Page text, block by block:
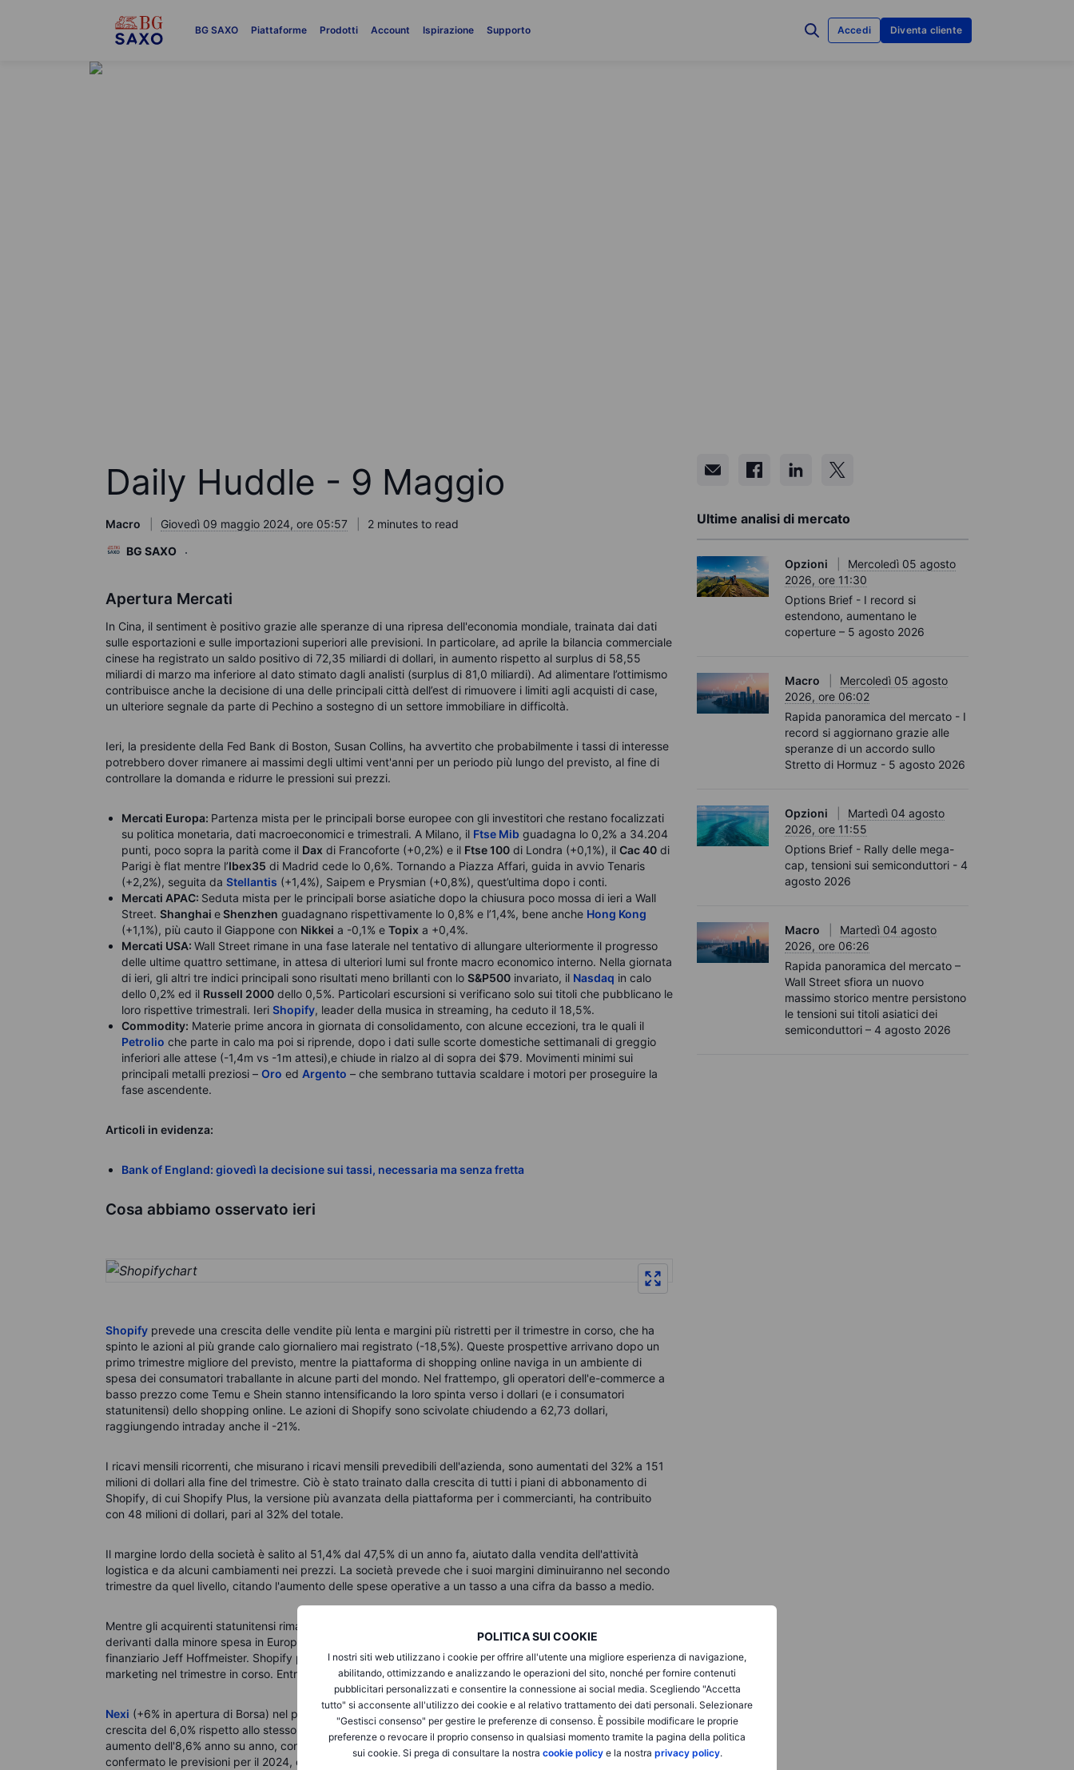
BG SAXO Piattaforme Prodotti Account Ispirazione Supporto Accedi Diventa cliente
POLITICA SUI COOKIE
I nostri siti web utilizzano i cookie per offrire all'utente una migliore esperienza di navigazione,
abilitando, ottimizzando e analizzando le operazioni del sito, nonché per fornire contenuti
pubblicitari personalizzati e consentire la connessione ai social media. Scegliendo "Accetta
tutto" si acconsente all'utilizzo dei cookie e al relativo trattamento dei dati personali. Selezionare
"Gestisci consenso" per gestire le preferenze di consenso. È possibile modificare le proprie
preferenze o revocare il proprio consenso in qualsiasi momento tramite la pagina della politica
sui cookie. Si prega di consultare la nostra cookie policye la nostra privacy policy.
Daily Huddle - 9 Maggio
Macro Giovedì 09 maggio 2024, ore 05:57
2 minutes to read
BG SAXO
Apertura Mercati
In Cina, il sentiment è positivo grazie alle speranze di una ripresa dell'economia mondiale, trainata dai dati
sulle esportazioni e sulle importazioni superiori alle previsioni. In particolare, ad aprile la bilancia commerciale
cinese ha registrato un saldo positivo di 72,35 miliardi di dollari, in aumento rispetto al surplus di 58,55
miliardi di marzo ma inferiore al dato stimato dagli analisti (surplus di 81,0 miliardi). Ad alimentare l’ottimismo
contribuisce anche la decisione di una delle principali città dell’est di rimuovere i limiti agli acquisti di case,
un ulteriore segnale da parte di Pechino a sostegno di un settore immobiliare in difficoltà.
Ieri, la presidente della Fed Bank di Boston, Susan Collins, ha avvertito che probabilmente i tassi di interesse
potrebbero dover rimanere ai massimi degli ultimi vent'anni per un periodo più lungo del previsto, al fine di
controllare la domanda e ridurre le pressioni sui prezzi.
Mercati Europa: Partenza mista per le principali borse europee con gli investitori che restano focalizzati
su politica monetaria, dati macroeconomici e trimestrali. A Milano, il Ftse Mib guadagna lo 0,2% a 34.204
punti, poco sopra la parità come il Dax di Francoforte (+0,2%) e il Ftse 100 di Londra (+0,1%), il Cac 40 di
Parigi è flat mentre l’Ibex35 di Madrid cede lo 0,6%. Tornando a Piazza Affari, guida in avvio Tenaris
(+2,2%), seguita da Stellantis (+1,4%), Saipem e Prysmian (+0,8%), quest’ultima dopo i conti.
Mercati APAC: Seduta mista per le principali borse asiatiche dopo la chiusura poco mossa di ieri a Wall
Street. Shanghai eShenzhen guadagnano rispettivamente lo 0,8% e l’1,4%, bene anche Hong Kong
(+1,1%), più cauto il Giappone con Nikkei a -0,1% e Topix a +0,4%.
Mercati USA: Wall Street rimane in una fase laterale nel tentativo di allungare ulteriormente il progresso
delle ultime quattro settimane, in attesa di ulteriori lumi sul fronte macro economico interno. Nella giornata
di ieri, gli altri tre indici principali sono risultati meno brillanti con lo S&P500 invariato, il Nasdaq in calo
dello 0,2% ed il Russell 2000 dello 0,5%. Particolari escursioni si verificano solo sui titoli che pubblicano le
loro rispettive trimestrali. Ieri Shopify, leader della musica in streaming, ha ceduto il 18,5%.
Commodity: Materie prime ancora in giornata di consolidamento, con alcune eccezioni, tra le quali il
Petrolio che parte in calo ma poi si riprende, dopo i dati sulle scorte domestiche settimanali di greggio
inferiori alle attese (-1,4m vs -1m attesi),e chiude in rialzo al di sopra dei $79. Movimenti minimi sui
principali metalli preziosi – Oro ed Argento – che sembrano tuttavia scaldare i motori per proseguire la
fase ascendente.
Articoli in evidenza:
Bank of England: giovedì la decisione sui tassi, necessaria ma senza fretta
Cosa abbiamo osservato ieri
Shopify prevede una crescita delle vendite più lenta e margini più ristretti per il trimestre in corso, che ha
spinto le azioni al più grande calo giornaliero mai registrato (-18,5%). Queste prospettive arrivano dopo un
primo trimestre migliore del previsto, mentre la piattaforma di shopping online naviga in un ambiente di
spesa dei consumatori traballante in alcune parti del mondo. Nel frattempo, gli operatori dell'e-commerce a
basso prezzo come Temu e Shein stanno intensificando la loro spinta verso i dollari (e i consumatori
statunitensi) dello shopping online. Le azioni di Shopify sono scivolate chiudendo a 62,73 dollari,
raggiungendo intraday anche il -21%.
I ricavi mensili ricorrenti, che misurano i ricavi mensili prevedibili dell'azienda, sono aumentati del 32% a 151
milioni di dollari alla fine del trimestre. Ciò è stato trainato dalla crescita di tutti i piani di abbonamento di
Shopify, di cui Shopify Plus, la versione più avanzata della piattaforma per i commercianti, ha contribuito
con 48 milioni di dollari, pari al 32% del totale.
Il margine lordo della società è salito al 51,4% dal 47,5% di un anno fa, aiutato dalla vendita dell'attività
logistica e da alcuni cambiamenti nei prezzi. La società prevede che i suoi margini diminuiranno nel secondo
trimestre da quel livello, citando l'aumento delle spese operative a un tasso a una cifra da basso a medio.
Mentre gli acquirenti statunitensi rimangono resilienti, le previsioni di Shopify tengono conto degli ostacoli
derivanti dalla minore spesa in Europa, nonché da un dollaro statunitense più forte, ha affermato il direttore
finanziario Jeff Hoffmeister. Shopify prevede inoltre un calo dei margini, in parte poiché aumenta le spese di
marketing nel trimestre in corso. Entrambi i fattori hanno suscitato preoccupazioni tra gli investitori.
Nexi (+6% in apertura di Borsa) nel primo trimestre del 2024 ha registrato ricavi pari a 781,6 milioni, in
crescita del 6,0% rispetto allo stesso periodo dell'anno precedente. L'EBITDA si è attestato a 361,7 milioni, in
aumento dell'8,6% anno su anno, con un'incidenza sui ricavi del 46% (+112 punti base vs 1Q23). Nexi ha poi
confermato le previsioni per il 2024, che prevedono una crescita dei ricavi e dell'EBITDA. In occasione della
Ultime analisi di mercato
Opzioni
Mercoledì 05 agosto
2026, ore 11:30
Options Brief - I record si
estendono, aumentano le
coperture – 5 agosto 2026
Macro
Mercoledì 05 agosto
2026, ore 06:02
Rapida panoramica del mercato - I
record si aggiornano grazie alle
speranze di un accordo sullo
Stretto di Hormuz - 5 agosto 2026
Opzioni
Martedì 04 agosto
2026, ore 11:55
Options Brief - Rally delle mega-
cap, tensioni sui semiconduttori - 4
agosto 2026
Macro
Martedì 04 agosto
2026, ore 06:26
Rapida panoramica del mercato –
Wall Street sfiora un nuovo
massimo storico mentre persistono
le tensioni sui titoli asiatici dei
semiconduttori – 4 agosto 2026